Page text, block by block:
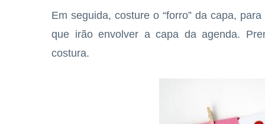
Em seguida, costure o “forro” da capa,
que irão envolver a capa da agenda.
costura.